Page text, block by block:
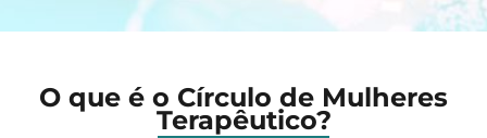
O que é o Círculo de Mulheres
Terapêutico?